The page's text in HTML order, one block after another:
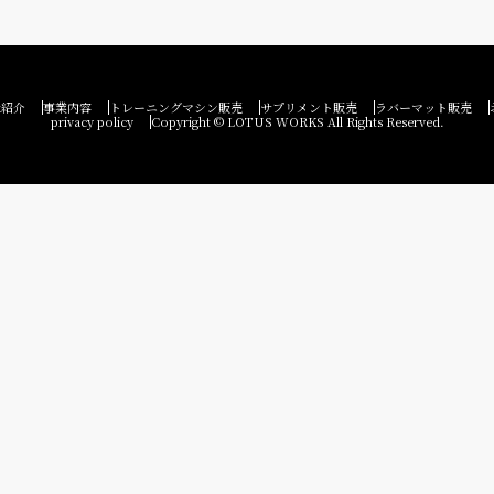
介 事業内容 トレーニングマシン販売 サプリメント販売 ラバーマット販売
privacy policy
Copyright © LOTUS WORKS All Rights Reserved.